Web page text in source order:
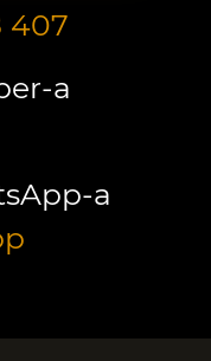
407
a
a